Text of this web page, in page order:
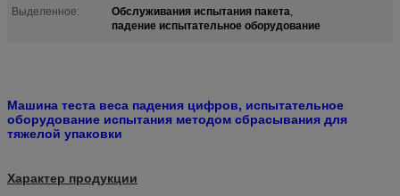
Выделенное:
Обслуживания испытания пакета,
падение испытательное оборудование
Машина теста веса падения цифров, испытательное
оборудование испытания методом сбрасывания для
тяжелой упаковки
Характер продукции